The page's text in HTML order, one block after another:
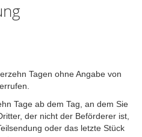
Tagen ohne Angabe von
Tage ab dem Tag, an dem Sie
der nicht der Beförderer ist,
oder das letzte Stück